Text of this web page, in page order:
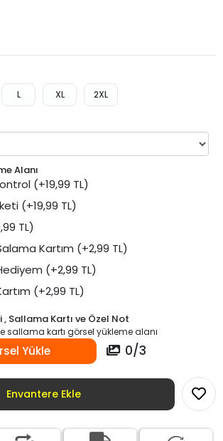
L XL 2XL
Alanı
(+19,99 TL)
(+19,99 TL)
TL)
Kartım (+2,99 TL)
(+2,99 TL)
(+2,99 TL)
Sallama Kartı ve Özel Not
sallama kartı görsel yükleme alanı
Yükle 0/3
Envantere Ekle